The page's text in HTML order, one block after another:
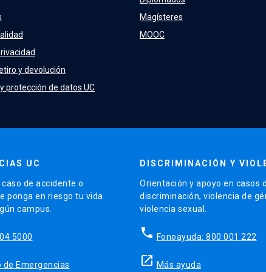
y devolución
protección de datos UC
Magísteres
MOOC
UC
de accidente o
ponga en riesgo tu vida
campus.
5000
de Emergencias
DISCRIMINACIÓN Y
Orientación y apoyo en casos
discriminación, violencia de
violencia sexual.
phone Fonoayuda: 800 001 222
launch Más ayuda